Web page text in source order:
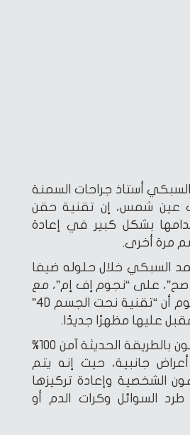
أستاذ جراحات السمنة
عين شمس، إن تقنية حقن
بشكل كبير في إعادة
مرة أخرى.
السبكي خلال حلوله ضيفا
صح”، على “نجوم إف إم”، مع
جيهان عبد الله، اليوم أن “تقنية نحت الجسم 4D”
عليها مظهرًا جديدًا.
ونوه بأن حقن الدهون بالطريقة الحديثة آمن 100%
جانبية، حيث إنه يتم
الشخصية وإعادة تركيزها
السوائل وكرات الدم أو